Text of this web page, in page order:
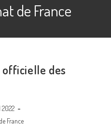
de France
officielle des
2022
France